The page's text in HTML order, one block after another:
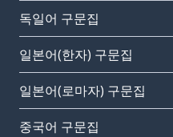
독일어 구문집
일본어(한자) 구문집
일본어(로마자) 구문집
중국어 구문집